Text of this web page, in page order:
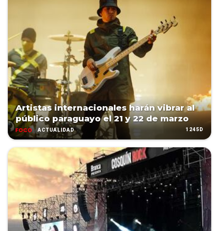
Artistas internacionales harán vibrar al
público paraguayo el 21 y 22 de marzo
ACTUALIDAD 1245D